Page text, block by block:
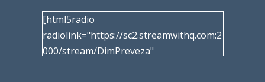
[html5radio
radiolink="https://sc2.streamwithq.com:2
000/stream/DimPreveza"